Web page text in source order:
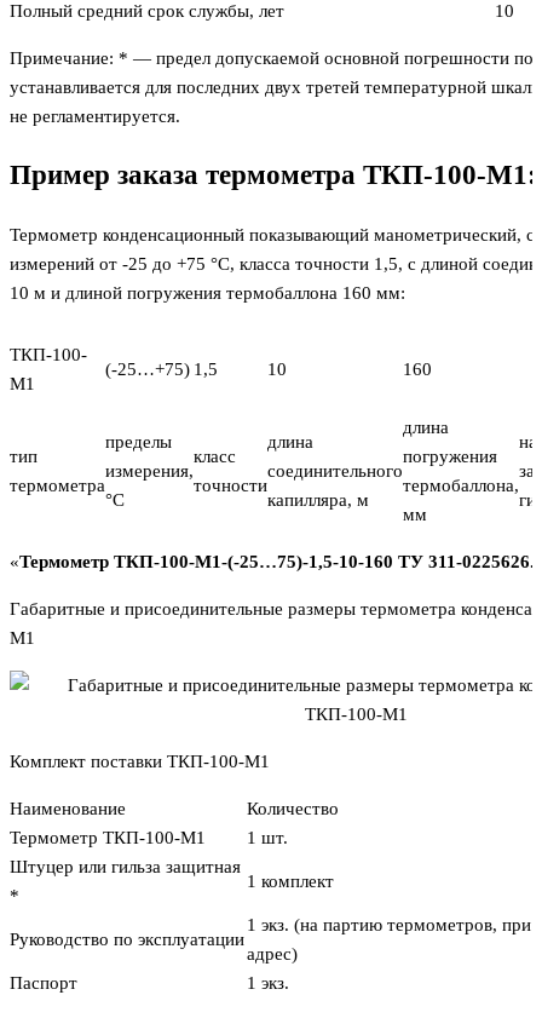
Полный средний срок службы, лет 10
Примечание: * — предел допускаемой основной погрешности
устанавливается для последних двух третей температурной
не регламентируется.
Пример заказа термометра ТКП-100-М1:
Термометр конденсационный показывающий манометрический, с
измерений от -25 до +75 °С, класса точности 1,5, с длиной
10 м и длиной погружения термобаллона 160 мм:
ТКП-100-
М1
(-25…+75) 1,5 10 160
тип
термометра
пределы
измерения,
°С
класс
точности
длина
соединительного
капилляра, м
длина
погружения
термобаллона,
мм
«Термометр ТКП-100-М1-(-25…75)-1,5-10-160 ТУ 311-
Габаритные и присоединительные размеры термометра
М1
Комплект поставки ТКП-100-М1
Наименование
Количество
Термометр ТКП-100-М1
1 шт.
Штуцер или гильза защитная
*
1 комплект
Руководство по эксплуатации
1 экз. (на партию термометров, при
адрес)
Паспорт
1 экз.